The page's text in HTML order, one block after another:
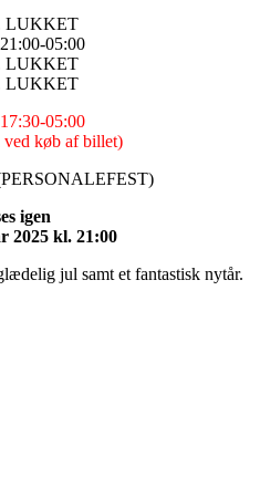
LUKKET
05:00
LUKKET
LUKKET
05:00
køb af billet)
igen
2025 kl. 21:00
jul samt et fantastisk nytår.